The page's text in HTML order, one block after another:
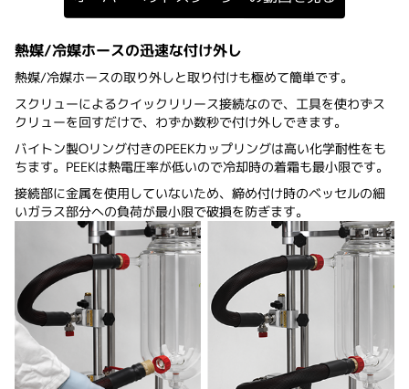
熱媒/冷媒ホースの迅速な付け外し
熱媒/冷媒ホースの取り外しと取り付けも極めて簡単です。
スクリューによるクイックリリース接続なので、工具を使わずス
クリューを回すだけで、わずか数秒で付け外しできます。
バイトン製Oリング付きのPEEKカップリングは高い化学耐性をも
ちます。PEEKは熱電圧率が低いので冷却時の着霜も最小限です。
接続部に金属を使用していないため、締め付け時のベッセルの細
いガラス部分への負荷が最小限で破損を防ぎます。